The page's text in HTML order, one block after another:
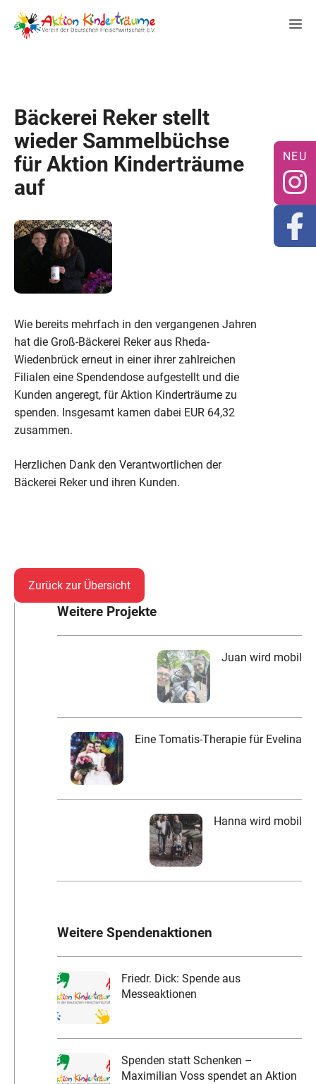
Inhalt
springen
Bäckerei Reker stellt
wieder Sammelbüchse
für Aktion Kinderträume
auf
Wie bereits mehrfach in den vergangenen Jahren
hat die Groß-Bäckerei Reker aus Rheda-
Wiedenbrück erneut in einer ihrer zahlreichen
Filialen eine Spendendose aufgestellt und die
Kunden angeregt, für Aktion Kinderträume zu
spenden. Insgesamt kamen dabei EUR 64,32
zusammen.
Herzlichen Dank den Verantwortlichen der
Bäckerei Reker und ihren Kunden.
Zurück zur Übersicht
Weitere Projekte
Juan wird mobil
Eine Tomatis-Therapie für Evelina
Hanna wird mobil
Weitere Spendenaktionen
Friedr. Dick: Spende aus
Messeaktionen
Spenden statt Schenken –
Maximilian Voss spendet an Aktion